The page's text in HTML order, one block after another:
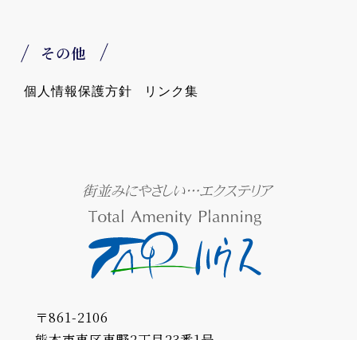
その他
個人情報保護方針 リンク集
〒861-2106